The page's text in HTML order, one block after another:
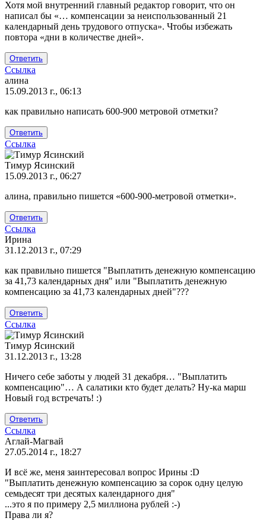
на
Произвести
перерасчет
и
Я
Хотя мой внутренний главный редактор говорит, что он
написал бы «… компенсации за неиспользованный 21
календарный день трудового отпуска». Чтобы избежать
повтора «дни в количестве дней».
Ответить
Ссылка
алина
15.09.2013 г., 06:13
как правильно написать 600-900 метровой отметки?
Ответить
Ссылка
Тимур Ясинский
15.09.2013 г., 06:27
Ответ
как
правильно
написать
600
алина
алина, правильно пишется «600-900-метровой отметки».
Ответить
Ссылка
Ирина
31.12.2013 г., 07:29
как правильно пишется "Выплатить денежную компенсацию
за 41,73 календарных дня" или "Выплатить денежную
компенсацию за 41,73 календарных дней"???
Ответить
Ссылка
Тимур Ясинский
31.12.2013 г., 13:28
Ответ
на
как
пишется
от
Ирина
Ничего себе заботы у людей 31 декабря… "Выплатить
компенсацию"… А салатики кто будет делать? Ну-ка марш
Новый год встречать! :)
Ответить
Ссылка
Аглай-Магвай
27.05.2014 г., 18:27
И всё же, меня заинтересовал вопрос Ирины :D
"Выплатить денежную компенсацию за сорок одну целую
семьдесят три десятых календарного дня"
...это я по примеру 2,5 миллиона рублей :-)
Права ли я?